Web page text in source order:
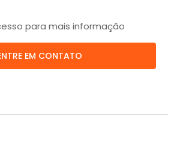
para mais informação
EM CONTATO